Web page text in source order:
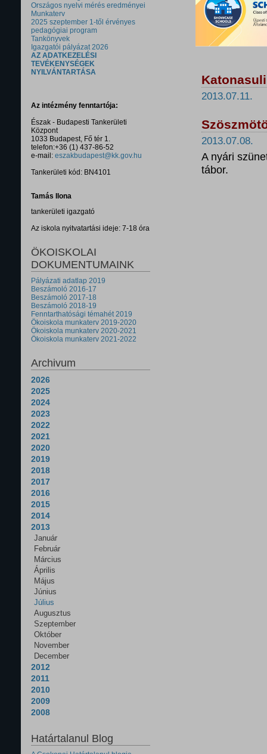
Országos nyelvi mérés eredményei
Munkaterv
2025 szeptember 1-től érvényes
pedagógiai program
Tankönyvek
Igazgatói pályázat 2026
AZ ADATKEZELÉSI
TEVÉKENYSÉGEK
NYILVÁNTARTÁSA
Az intézmény fenntartója:
Észak - Budapesti Tankerületi
Központ
1033 Budapest, Fő tér 1.
telefon:+36 (1) 437-86-52
e-mail: eszakbudapest@kk.gov.hu
Tankerületi kód: BN4101
Tamás Ilona
tankerületi igazgató
Az iskola nyitvatartási ideje: 7-18 óra
ÖKOISKOLAI
DOKUMENTUMAINK
Pályázati adatlap 2019
Beszámoló 2016-17
Beszámoló 2017-18
Beszámoló 2018-19
Fenntarthatósági témahét 2019
Ökoiskola munkaterv 2019-2020
Ökoiskola munkaterv 2020-2021
Ökoiskola munkaterv 2021-2022
Archivum
2026
2025
2024
2023
2022
2021
2020
2019
2018
2017
2016
2015
2014
2013
Január
Február
Március
Április
Május
Június
Július
Augusztus
Szeptember
Október
November
December
2012
2011
2010
2009
2008
Határtalanul Blog
2013.07.11.
2013.07.08.
A nyári
tábor.